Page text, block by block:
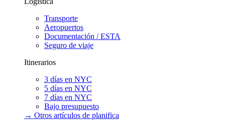
Transporte
Aeropuertos
Documentación / ESTA
Seguro de viaje
Itinerarios
3 días en NYC
5 días en NYC
7 días en NYC
Bajo presupuesto
→ Otros artículos de planifica